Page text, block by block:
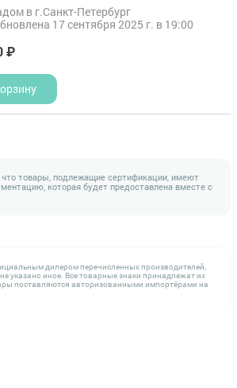
в г.Санкт-Петербург
17 сентября 2025 г. в 19:00
₽
что товары, подлежащие сертификации, имеют
которая будет предоставлена вместе с
дилером перечисленных производителей,
указано иное. Все товарные знаки принадлежат их
поставляются авторизованными импортёрами на